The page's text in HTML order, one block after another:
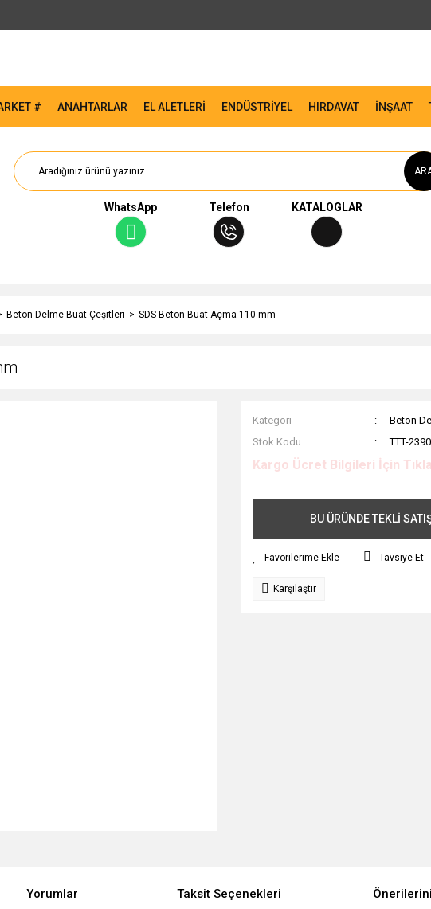
# ANAHTARLAR EL ALETLERİ ENDÜSTRİYEL HIRDAVAT İNŞAAT
WhatsApp Telefon KATALOGLAR
Beton Delme Buat Çeşitleri SDS Beton Buat Açma 110 mm
Kategori
Beton
Stok Kodu
TTT-2390
Kargo Ücret Bilgileri İçin
BU ÜRÜNDE TEKLİ
Tavsiye Et
Karşılaştır
Yorumlar Taksit Seçenekleri